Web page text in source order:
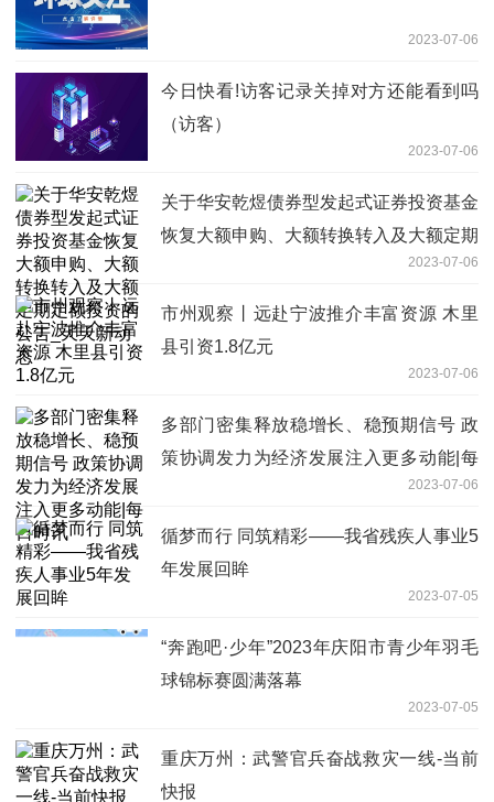
2023-07-06
今日快看!访客记录关掉对方还能看到吗
（访客）
2023-07-06
关于华安乾煜债券型发起式证券投资基金
恢复大额申购、大额转换转入及大额定期
2023-07-06
市州观察丨远赴宁波推介丰富资源 木里
县引资1.8亿元
2023-07-06
多部门密集释放稳增长、稳预期信号 政
策协调发力为经济发展注入更多动能|每
2023-07-06
循梦而行 同筑精彩——我省残疾人事业5
年发展回眸
2023-07-05
“奔跑吧·少年”2023年庆阳市青少年羽毛
球锦标赛圆满落幕
2023-07-05
重庆万州：武警官兵奋战救灾一线-当前
快报